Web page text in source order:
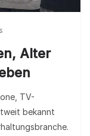
Alter
TV-
bekannt